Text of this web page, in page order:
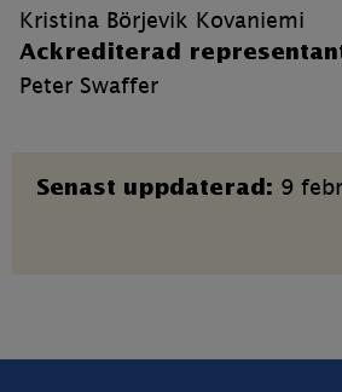
Kristina Börjevik Kovaniemi
Ackrediterad
Peter Swaffer
Sidinformation
Senast uppdaterad: 9